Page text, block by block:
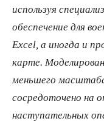
используя
обеспечение для
Excel, а иногда и
карте.
меньшего
сосредоточено на
наступательных